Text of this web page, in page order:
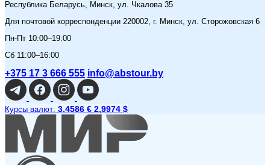
Республика Беларусь, Минск, ул. Чкалова 35
Для почтовой корреспонденции 220002, г. Минск, ул. Сторожовская 6
Пн-Пт 10:00–19:00
Сб 11:00–16:00
+375 17 3 666 555 info@abstour.by
Курсы валют: 3,4586 € 2,9974 $